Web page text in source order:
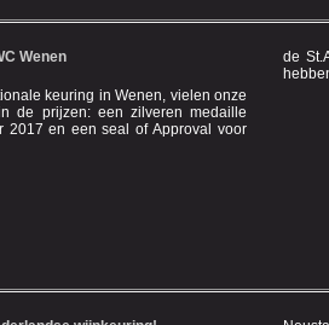
Medailles bij AWC Wenen
keuring in Wenen, vielen onze
de prijzen: een zilveren medaille
de St.Agather 2017.